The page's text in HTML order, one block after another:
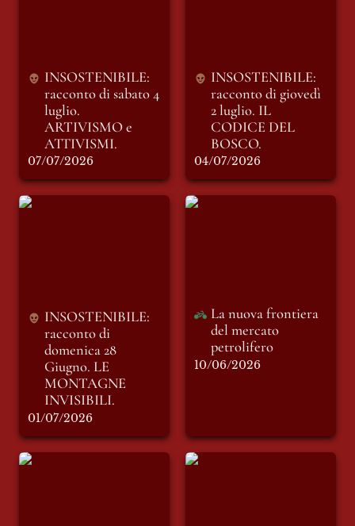
INSOSTENIBILE:
racconto di sabato 4
luglio.
ARTIVISMO e
ATTIVISMI.
07/07/2026
INSOSTENIBILE:
racconto di giovedì
2 luglio. IL
CODICE DEL
BOSCO.
04/07/2026
INSOSTENIBILE:
INSOSTENIBILE:
racconto di
domenica 28
Giugno. LE
MONTAGNE
INVISIBILI.
01/07/2026
La nuova frontiera
La nuova frontiera
del mercato
petrolifero
10/06/2026
Dal festival alla
Cosa portiamo a